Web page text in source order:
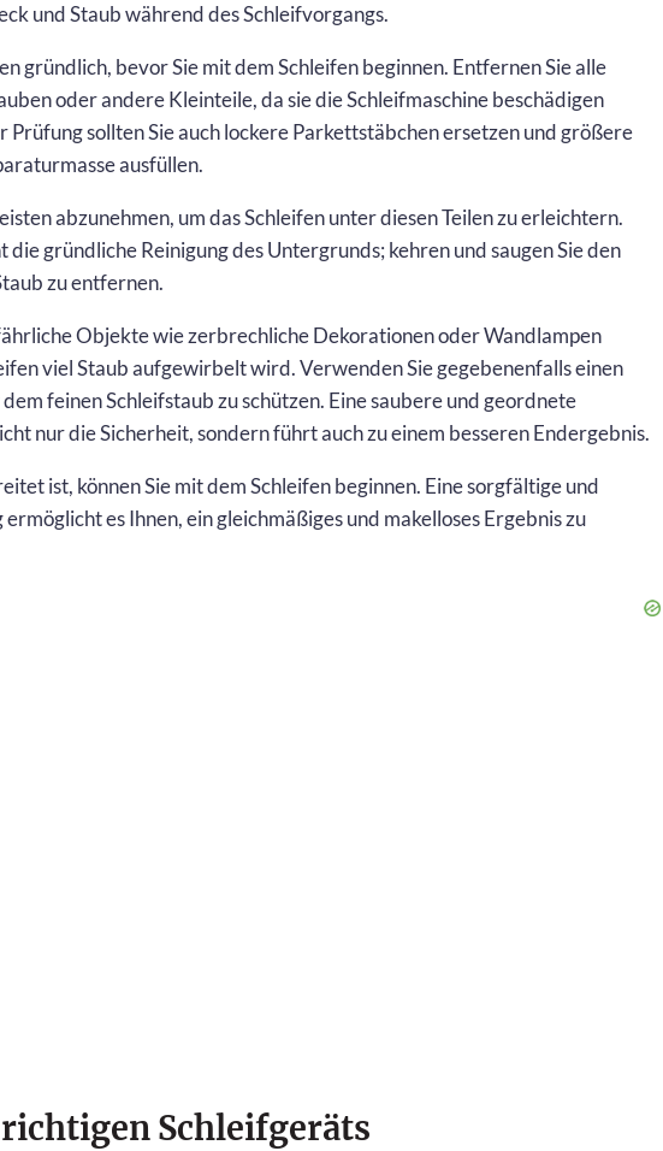
und Staub während des Schleifvorgangs.
gründlich, bevor Sie mit dem Schleifen beginnen. Entfernen Sie alle
oder andere Kleinteile, da sie die Schleifmaschine beschädigen
Prüfung sollten Sie auch lockere Parkettstäbchen ersetzen und größere
ausfüllen.
abzunehmen, um das Schleifen unter diesen Teilen zu erleichtern.
die gründliche Reinigung des Untergrunds; kehren und saugen Sie den
zu entfernen.
Objekte wie zerbrechliche Dekorationen oder Wandlampen
viel Staub aufgewirbelt wird. Verwenden Sie gegebenenfalls einen
feinen Schleifstaub zu schützen. Eine saubere und geordnete
nur die Sicherheit, sondern führt auch zu einem besseren Endergebnis.
ist, können Sie mit dem Schleifen beginnen. Eine sorgfältige und
es Ihnen, ein gleichmäßiges und makelloses Ergebnis zu
richtigen Schleifgeräts